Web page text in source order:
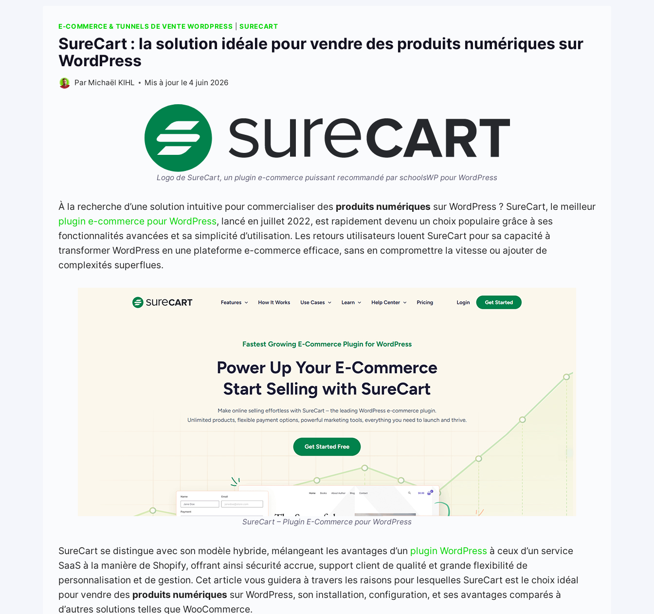
E-COMMERCE & TUNNELS DE VENTE WORDPRESS |SURECART
SureCart : la solution idéale pour vendre des produits numériques sur
WordPress
Par Michaël KIHL Mis à jour le 4 juin 2026
Logo de SureCart, un plugin e-commerce puissant recommandé par schoolsWP pour WordPress
À la recherche d’une solution intuitive pour commercialiser des produits numériques sur WordPress ? SureCart, le meilleur
plugin e-commerce pour WordPress, lancé en juillet 2022, est rapidement devenu un choix populaire grâce à ses
fonctionnalités avancées et sa simplicité d’utilisation. Les retours utilisateurs louent SureCart pour sa capacité à
transformer WordPress en une plateforme e-commerce efficace, sans en compromettre la vitesse ou ajouter de
complexités superflues.
SureCart – Plugin E-Commerce pour WordPress
SureCart se distingue avec son modèle hybride, mélangeant les avantages d’un plugin WordPress à ceux d’un service
SaaS à la manière de Shopify, offrant ainsi sécurité accrue, support client de qualité et grande flexibilité de
personnalisation et de gestion. Cet article vous guidera à travers les raisons pour lesquelles SureCart est le choix idéal
pour vendre des produits numériques sur WordPress, son installation, configuration, et ses avantages comparés à
d’autres solutions telles que WooCommerce.